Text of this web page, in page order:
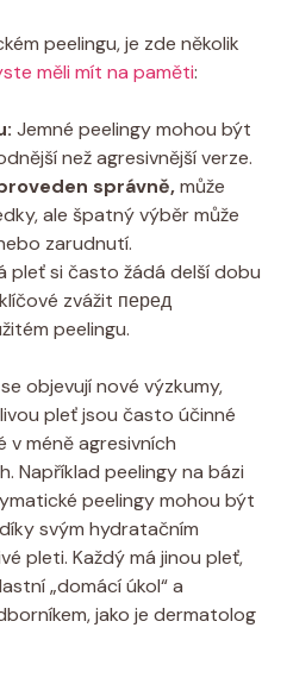
peelingu, je zde několik
měli mít na paměti:
Jemné peelingy mohou být
než agresivnější verze.
správně,může
ale špatný výběr může
zarudnutí.
pleť si často žádá delší dobu
zvážit перед
peelingu.
objevují nové výzkumy,
pleť jsou často účinné
v méně agresivních
Například peelingy na bázi
peelingy mohou být
svým hydratačním
pleti. Každý má jinou pleť,
„domácí úkol“ a
jako je dermatolog